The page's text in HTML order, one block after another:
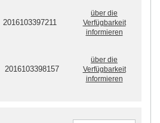
2016103397211
über die
Verfügbarkeit
informieren
2016103398157
über die
Verfügbarkeit
informieren